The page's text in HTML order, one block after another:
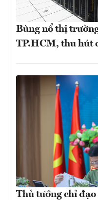
Bùng nổ thị
TP.HCM, thu hút
Thủ tướng chỉ